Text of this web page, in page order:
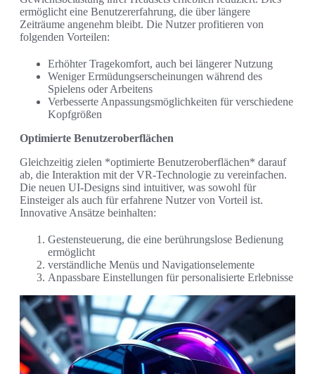
ermöglicht eine Benutzererfahrung, die über längere
Zeiträume angenehm bleibt. Die Nutzer profitieren von
folgenden Vorteilen:
Erhöhter Tragekomfort, auch bei längerer Nutzung
Weniger Ermüdungserscheinungen während des
Spielens oder Arbeitens
Verbesserte Anpassungsmöglichkeiten für verschiedene
Kopfgrößen
Optimierte Benutzeroberflächen
Gleichzeitig zielen *optimierte Benutzeroberflächen* darauf
ab, die Interaktion mit der VR-Technologie zu vereinfachen.
Die neuen UI-Designs sind intuitiver, was sowohl für
Einsteiger als auch für erfahrene Nutzer von Vorteil ist.
Innovative Ansätze beinhalten:
Gestensteuerung, die eine berührungslose Bedienung
ermöglicht
verständliche Menüs und Navigationselemente
Anpassbare Einstellungen für personalisierte Erlebnisse